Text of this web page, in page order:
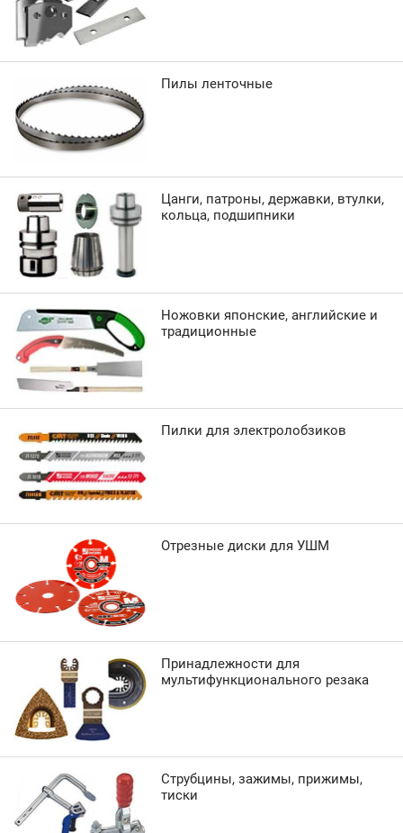
Пилы ленточные
Цанги, патроны, державки, втулки,
кольца, подшипники
Ножовки японские, английские и
традиционные
Пилки для электролобзиков
Отрезные диски для УШМ
Принадлежности для
мультифункционального резака
Струбцины, зажимы, прижимы,
тиски